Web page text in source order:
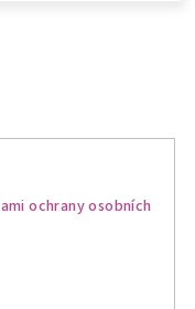
ochrany osobních